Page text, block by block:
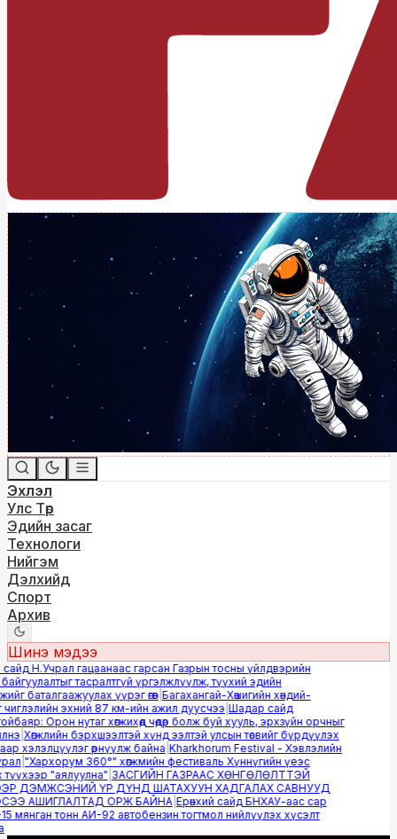
Эхлэл
Улс Төр
Эдийн засаг
Технологи
Нийгэм
Дэлхийд
Спорт
Архив
Шинэ мэдээ
Н.Учрал гацаанаас гарсан Газрын тосны үйлдвэрийн
тасралтгүй үргэлжлүүлж, түүхий эдийн
баталгаажуулах үүрэг өгөв|Багахангай-Хөшигийн хөндий-
эхний 87 км-ийн ажил дуусчээ|Шадар сайд
Орон нутаг хөгжихөд чөдөр болж буй хууль, эрхзүйн орчныг
|Хөгжлийн бэрхшээлтэй хүнд ээлтэй улсын төсвийг бүрдүүлэх
хэлэлцүүлэг өрнүүлж байна|Kharkhorum Festival - Хэвлэлийн
|"Хархорум 360°" хөгжмийн фестиваль Хүннүгийн үеэс
"аялуулна"|ЗАСГИЙН ГАЗРААС ХӨНГӨЛӨЛТТЭЙ
ДЭМЖСЭНИЙ ҮР ДҮНД ШАТАХУУН ХАДГАЛАХ САВНУУД
АШИГЛАЛТАД ОРЖ БАЙНА|Ерөнхий сайд БНХАУ-аас сар
мянган тонн АИ-92 автобензин тогтмол нийлүүлэх хүсэлт